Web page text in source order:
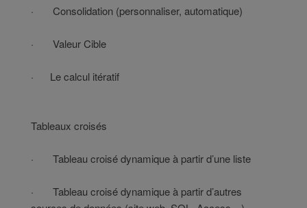
· Consolidation (personnaliser, automatique)
· Valeur Cible
· Le calcul itératif
Tableaux croisés
· Tableau croisé dynamique à partir d’une liste
· Tableau croisé dynamique à partir d’autres